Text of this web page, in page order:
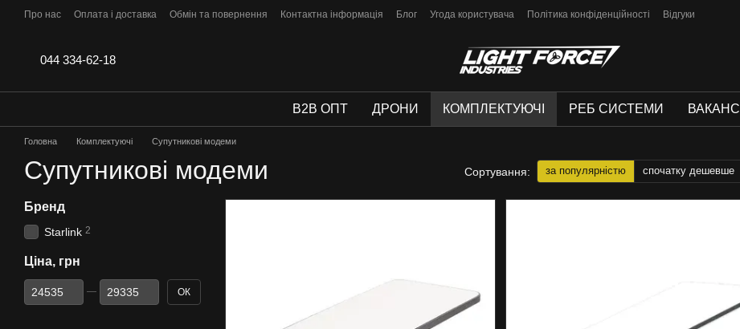
Перейти до основного контенту
Про нас Оплата і доставка Обмін та повернення Контактна інформація Блог Угода користувача Політика конфіденційності Відгуки
044 334-62-18
B2B ОПТ ДРОНИ КОМПЛЕКТУЮЧІ РЕБ СИСТЕМИ ВАКАНСІЇ
Головна Комплектуючі Супутникові модеми
Супутникові модеми Сортування: за популярністю спочатку дешевше
Бренд
Starlink 2
Ціна, грн
Від Ціна, грн
До Ціна, грн ОК